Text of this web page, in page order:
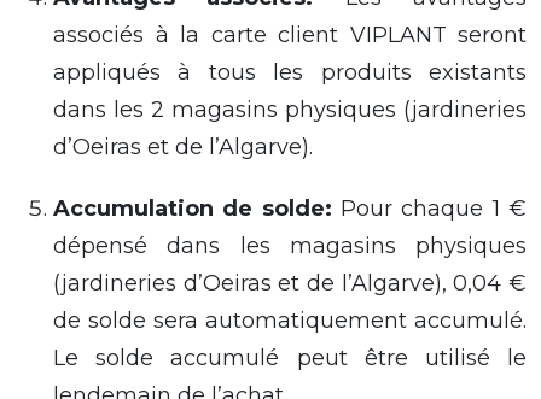
associés à la carte client VIPLANT seront
appliqués à tous les produits existants
dans les 2 magasins physiques (jardineries
d’Oeiras et de l’Algarve).
Accumulation de solde: Pour chaque 1 €
dépensé dans les magasins physiques
(jardineries d’Oeiras et de l’Algarve), 0,04 €
de solde sera automatiquement accumulé.
Le solde accumulé peut être utilisé le